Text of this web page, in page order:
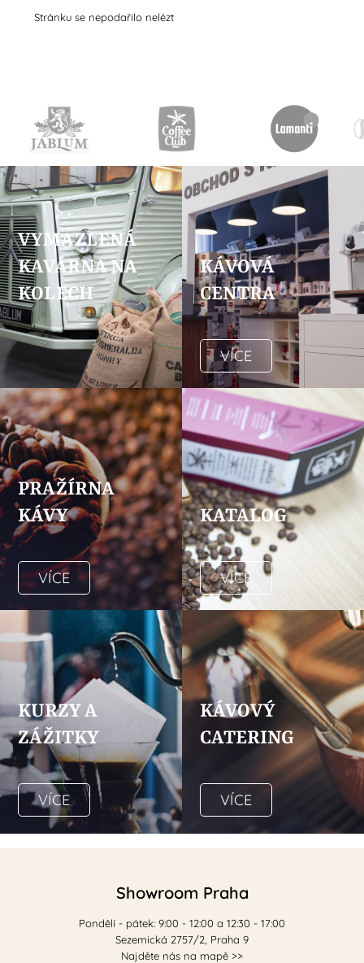
Stránku se nepodařilo nelézt
VYMAZLENÁ
KAVÁRNA NA
KOLECH
KÁVOVÁ
CENTRA
VÍCE
PRAŽÍRNA
KÁVY
VÍCE
KATALOG
VÍCE
KURZY A
ZÁŽITKY
VÍCE
KÁVOVÝ
CATERING
VÍCE
Showroom Praha
Pondělí - pátek: 9:00 - 12:00 a 12:30 - 17:00
Sezemická 2757/2, Praha 9
Najděte nás na mapě >>